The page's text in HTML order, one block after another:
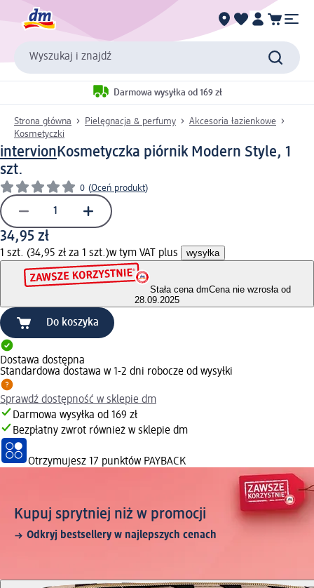
Wyszukaj i znajdź
Darmowa wysyłka od 169 zł
Strona główna Pielęgnacja & perfumy
Akcesoria łazienkowe
Kosmetyczki
intervion Kosmetyczka piórnik Modern Style, 1
szt.
0 (Oceń produkt)
34,95 zł
1 szt. (34,95 zł za 1 szt.)w tym VAT plus wysyłka
Stała cena dmCena nie wzrosła od
28.09.2025
Do koszyka
Dostawa dostępna
Standardowa dostawa w 1-2 dni robocze od wysyłki
Sprawdź dostępność w sklepie dm
Darmowa wysyłka od 169 zł
Bezpłatny zwrot również w sklepie dm
Otrzymujesz 17 punktów PAYBACK
Kupuj sprytniej niż w promocji
Odkryj bestsellery w najlepszych cenach